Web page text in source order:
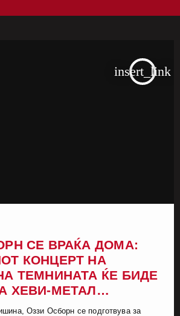
insert_link
СЕ ВРАЌА ДОМА:
КОНЦЕРТ НА
ТЕМНИНАТА ЌЕ БИДЕ
ХЕВИ-МЕТАЛ
Оззи Осборн се подготвува за